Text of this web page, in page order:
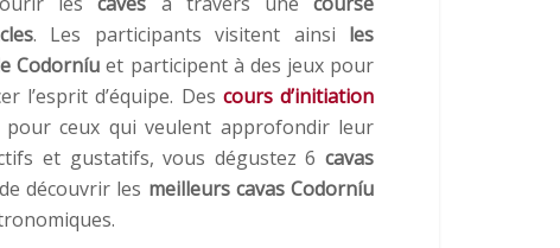
. Les participants visitent ainsi les
Codorníu et participent à des jeux pour
l’esprit d’équipe. Des cours d’initiation
ceux qui veulent approfondir leur
et gustatifs, vous dégustez 6cavas
découvrir les meilleurs cavas Codorníu